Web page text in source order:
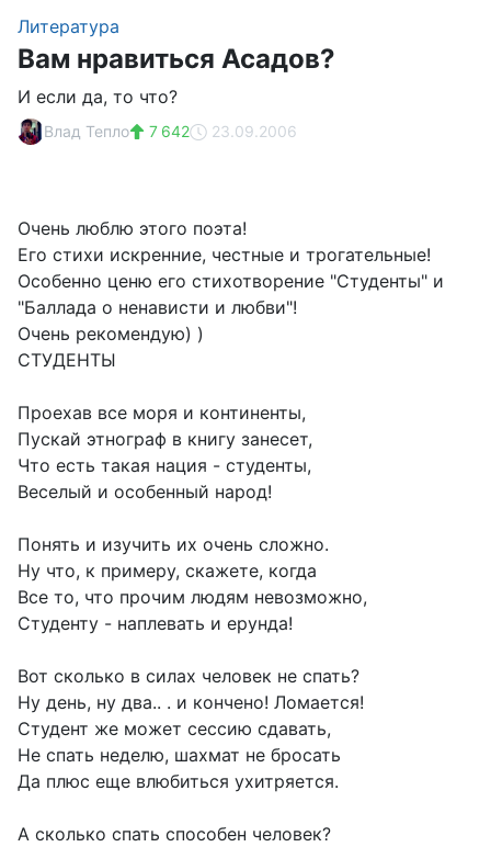
Литература
Вам нравиться Асадов?
И если да, то что?
Влад Тепло 7 642 23.09.2006
Очень люблю этого поэта!
Его стихи искренние, честные и трогательные!
Особенно ценю его стихотворение "Студенты" и
"Баллада о ненависти и любви"!
Очень рекомендую) )
СТУДЕНТЫ
Проехав все моря и континенты,
Пускай этнограф в книгу занесет,
Что есть такая нация - студенты,
Веселый и особенный народ!
Понять и изучить их очень сложно.
Ну что, к примеру, скажете, когда
Все то, что прочим людям невозможно,
Студенту - наплевать и ерунда!
Вот сколько в силах человек не спать?
Ну день, ну два.. . и кончено! Ломается!
Студент же может сессию сдавать,
Не спать неделю, шахмат не бросать
Да плюс еще влюбиться ухитряется.
А сколько спать способен человек?